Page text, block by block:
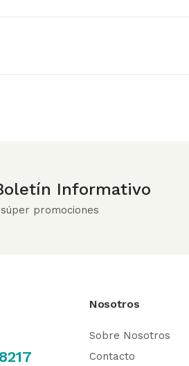
Informativo
promociones
Nosotros
Sobre Nosotros
Contacto